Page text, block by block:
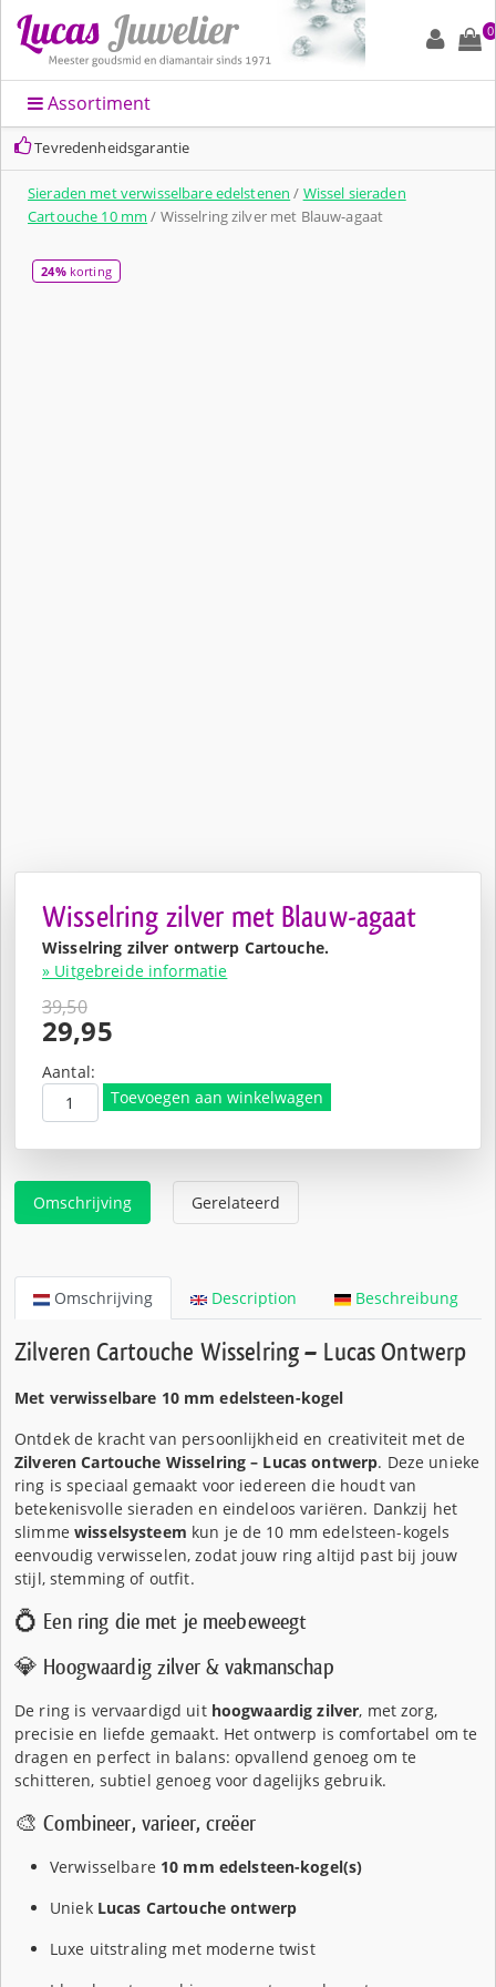
0
Assortiment
Tevredenheidsgarantie
Sieraden met verwisselbare edelstenen / Wissel sieraden
Cartouche 10 mm / Wisselring zilver met Blauw-agaat
24%korting
Wisselring zilver met Blauw-agaat
Wisselring zilver ontwerp Cartouche.
» Uitgebreide informatie
39,50
Oorspronkelijke
prijs
was:
€39,50.
29,95
Huidige
prijs
is:
€29,95.
Aantal:
Toevoegen aan winkelwagen
Omschrijving Gerelateerd
Omschrijving Description Beschreibung
Zilveren Cartouche Wisselring – Lucas Ontwerp
Met verwisselbare 10 mm edelsteen-kogel
Ontdek de kracht van persoonlijkheid en creativiteit met de
Zilveren Cartouche Wisselring – Lucas ontwerp. Deze unieke
ring is speciaal gemaakt voor iedereen die houdt van
betekenisvolle sieraden en eindeloos variëren. Dankzij het
slimme wisselsysteem kun je de 10 mm edelsteen-kogels
eenvoudig verwisselen, zodat jouw ring altijd past bij jouw
stijl, stemming of outfit.
💍 Een ring die met je meebeweegt
💎 Hoogwaardig zilver & vakmanschap
De ring is vervaardigd uit hoogwaardig zilver, met zorg,
precisie en liefde gemaakt. Het ontwerp is comfortabel om te
dragen en perfect in balans: opvallend genoeg om te
schitteren, subtiel genoeg voor dagelijks gebruik.
🎨 Combineer, varieer, creëer
Verwisselbare 10 mm edelsteen-kogel(s)
Uniek Lucas Cartouche ontwerp
Luxe uitstraling met moderne twist